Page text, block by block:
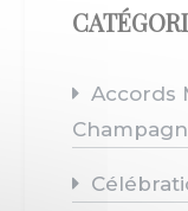
Accords